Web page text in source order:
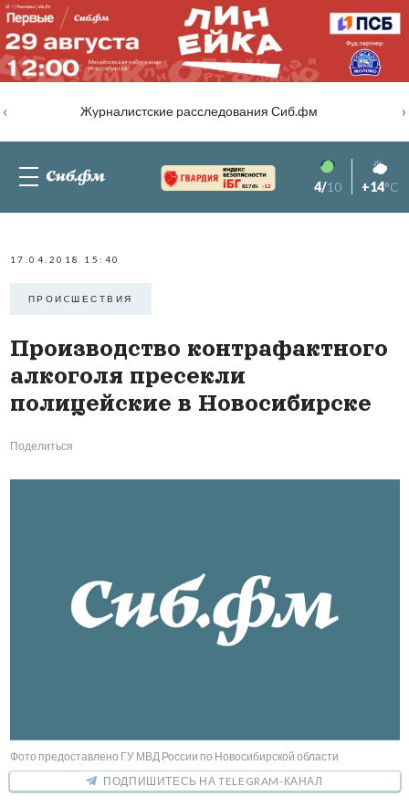
Журналистские расследования Сиб.фм
‹ ›
82.76% -1.2 4/10 +14°C
17.04.2018 15:40
ПРОИCШЕСТВИЯ
Производство контрафактного
алкоголя пресекли
полицейские в Новосибирске
Поделиться
Фото предоставлено ГУ МВД России по Новосибирской области
ПОДПИШИТЕСЬ НА TELEGRAM-КАНАЛ